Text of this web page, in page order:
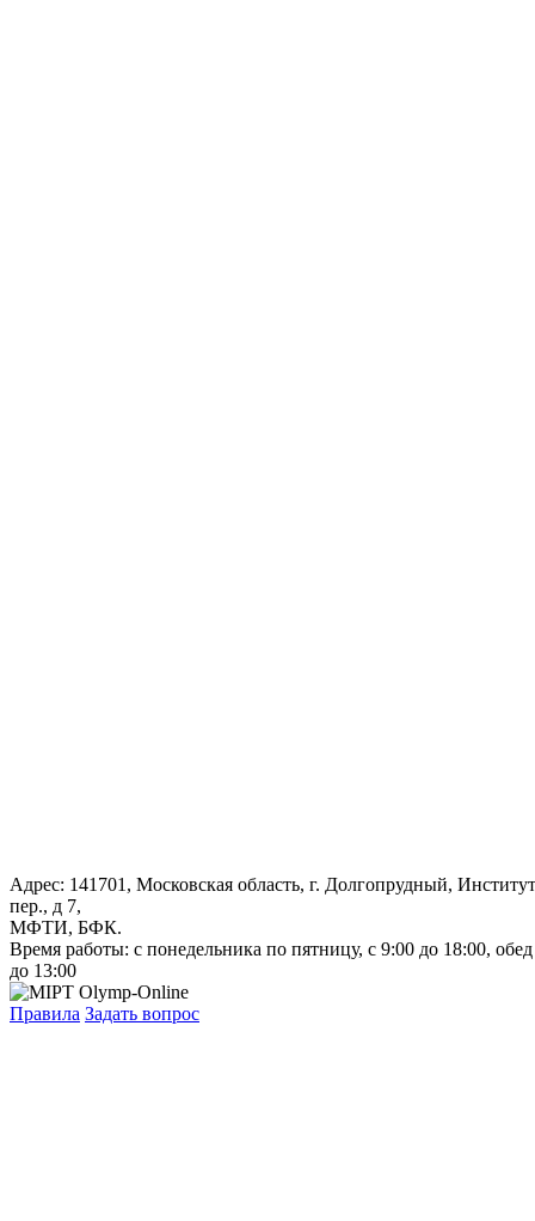
Адрес: 141701, Московская область, г. Долгопрудный,
пер., д 7,
МФТИ, БФК.
Время работы: с понедельника по пятницу, с 9:00 до 18:00,
до 13:00
Правила Задать вопрос